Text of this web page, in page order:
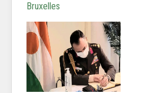
Bruxelles